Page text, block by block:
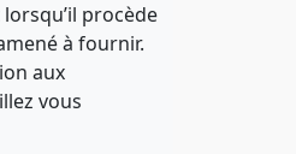
procède
à fournir.
aux
vous